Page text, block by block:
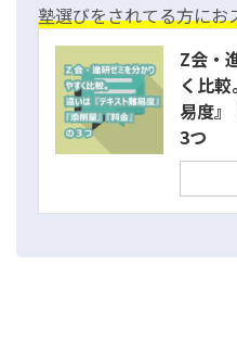
塾選びをされてる方にお
Z会・
く比
易度』
3つ